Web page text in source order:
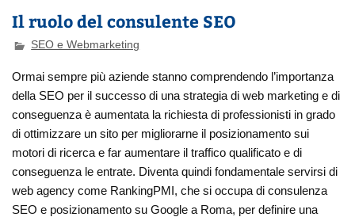
Il ruolo del consulente SEO
SEO e Webmarketing
Ormai sempre più aziende stanno comprendendo l’importanza
della SEO per il successo di una strategia di web marketing e di
conseguenza è aumentata la richiesta di professionisti in grado
di ottimizzare un sito per migliorarne il posizionamento sui
motori di ricerca e far aumentare il traffico qualificato e di
conseguenza le entrate. Diventa quindi fondamentale servirsi di
web agency come RankingPMI, che si occupa di consulenza
SEO e posizionamento su Google a Roma, per definire una